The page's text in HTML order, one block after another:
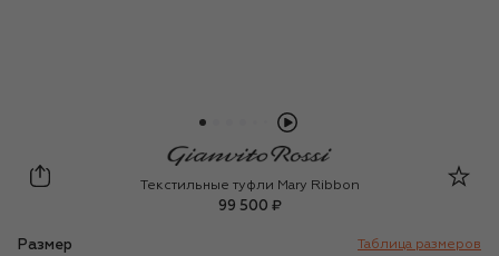
Gianvito Rossi
Текстильные туфли Mary Ribbon
99 500 ₽
Размер Таблица размеров